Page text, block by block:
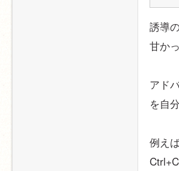
誘導
甘か
アド
を自
例え